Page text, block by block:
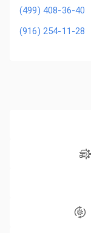
(499) 408-36-40
(916) 254-11-28